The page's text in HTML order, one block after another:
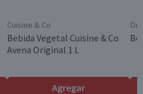
Cuisine & Co
Bebida Vegetal Cuisine & Co
Avena Original 1 L
Agregar